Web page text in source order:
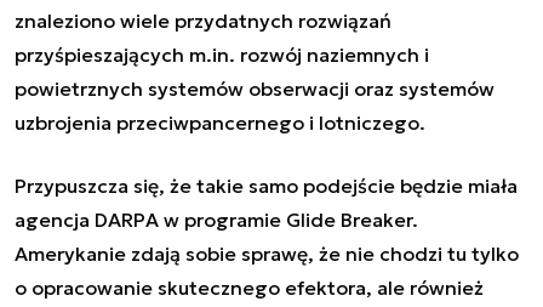
znaleziono wiele przydatnych rozwiązań
przyśpieszających m.in. rozwój naziemnych i
powietrznych systemów obserwacji oraz systemów
uzbrojenia przeciwpancernego i lotniczego.
Przypuszcza się, że takie samo podejście będzie miała
agencja DARPA w programie Glide Breaker.
Amerykanie zdają sobie sprawę, że nie chodzi tu tylko
o opracowanie skutecznego efektora, ale również